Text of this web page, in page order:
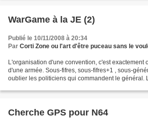
WarGame à la JE (2)
Publié le 10/11/2008 à 20:34
Par Corti Zone ou l'art d'être puceau sans le
L'organisation d'une convention, c'est exactement
d'une armée. Sous-fifres, sous-fifres+1 , sous-
oublier les politiciens qui commandent le général.
Cherche GPS pour N64